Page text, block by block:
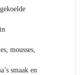
mousses,
smaak en